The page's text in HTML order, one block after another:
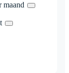
maand